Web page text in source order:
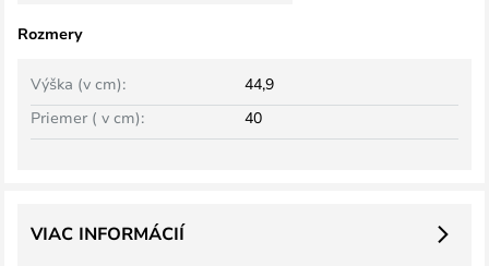
Rozmery
Výška (v cm):
44,9
Priemer ( v cm):
40
VIAC INFORMÁCIÍ